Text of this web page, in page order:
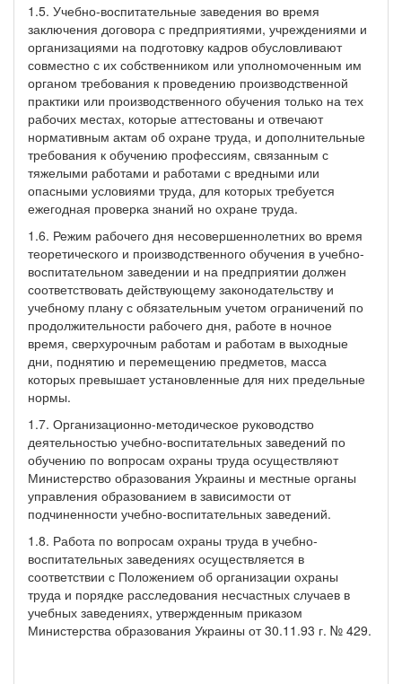
1.5. Учебно-воспитательные заведения во время
заключения договора с предприятиями, учреждениями и
организациями на подготовку кадров обусловливают
совместно с их собственником или уполномоченным им
органом требования к проведению производственной
практики или производственного обучения только на тех
рабочих местах, которые аттестованы и отвечают
нормативным актам об охране труда, и дополнительные
требования к обучению профессиям, связанным с
тяжелыми работами и работами с вредными или
опасными условиями труда, для которых требуется
ежегодная проверка знаний но охране труда.
1.6. Режим рабочего дня несовершеннолетних во время
теоретического и производственного обучения в учебно-
воспитательном заведении и на предприятии должен
соответствовать действующему законодательству и
учебному плану с обязательным учетом ограничений по
продолжительности рабочего дня, работе в ночное
время, сверхурочным работам и работам в выходные
дни, поднятию и перемещению предметов, масса
которых превышает установленные для них предельные
нормы.
1.7. Организационно-методическое руководство
деятельностью учебно-воспитательных заведений по
обучению по вопросам охраны труда осуществляют
Министерство образования Украины и местные органы
управления образованием в зависимости от
подчиненности учебно-воспитательных заведений.
1.8. Работа по вопросам охраны труда в учебно-
воспитательных заведениях осуществляется в
соответствии с Положением об организации охраны
труда и порядке расследования несчастных случаев в
учебных заведениях, утвержденным приказом
Министерства образования Украины от 30.11.93 г. № 429.